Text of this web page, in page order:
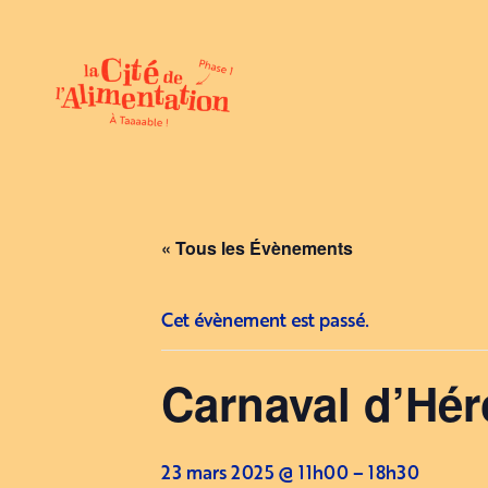
« Tous les Évènements
Cet évènement est passé.
Carnaval
23 mars 2025 @ 11h00 – 18h30